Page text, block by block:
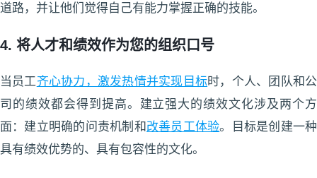
道路，并让他们觉得自己有能力掌握正确的技能。
4. 将人才和绩效作为您的组织口号
当员工齐心协力，激发热情并实现目标时，个人、团队和公
司的绩效都会得到提高。建立强大的绩效文化涉及两个方
面：建立明确的问责机制和 改善员工体验。目标是创建一种
具有绩效优势的、具有包容性的文化。